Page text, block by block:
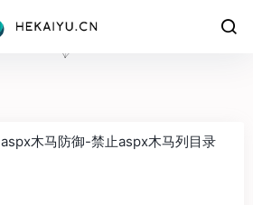
aspx木马防御-禁止aspx木马列目录